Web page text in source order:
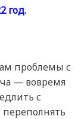
год.
проблемы с
— вовремя
с